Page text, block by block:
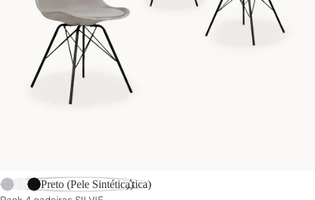
-17%
Cinzento Claro (Pele Sintética)
Branco (Pele Sintética)
Preto (Pele Sintética)